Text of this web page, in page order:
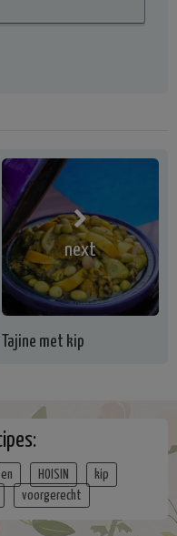
next
Tajine met kip
HOISIN
kip
voorgerecht